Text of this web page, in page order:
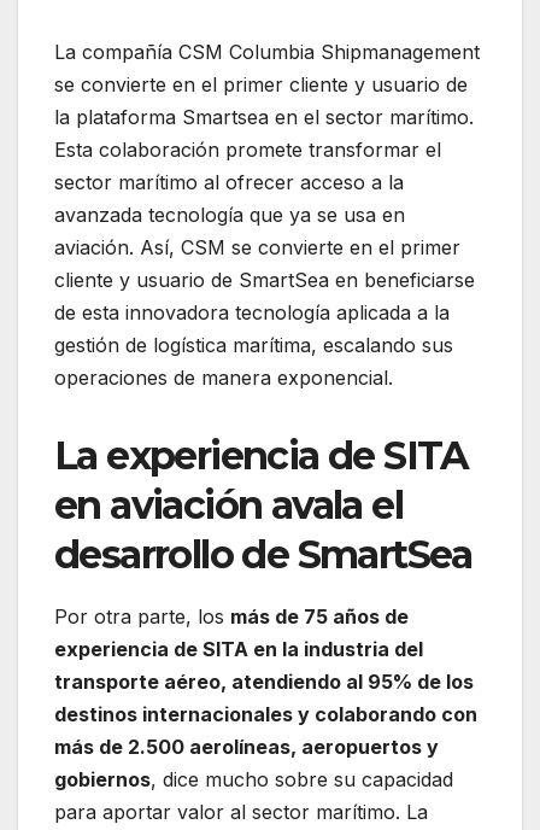
La compañía CSM Columbia Shipmanagement
se convierte en el primer cliente y usuario de
la plataforma Smartsea en el sector marítimo.
Esta colaboración promete transformar el
sector marítimo al ofrecer acceso a la
avanzada tecnología que ya se usa en
aviación. Así, CSM se convierte en el primer
cliente y usuario de SmartSea en beneficiarse
de esta innovadora tecnología aplicada a la
gestión de logística marítima, escalando sus
operaciones de manera exponencial.
La experiencia de SITA
en aviación avala el
desarrollo de SmartSea
Por otra parte, los más de 75 años de
experiencia de SITA en la industria del
transporte aéreo, atendiendo al 95% de los
destinos internacionales y colaborando con
más de 2.500 aerolíneas, aeropuertos y
gobiernos, dice mucho sobre su capacidad
para aportar valor al sector marítimo. La